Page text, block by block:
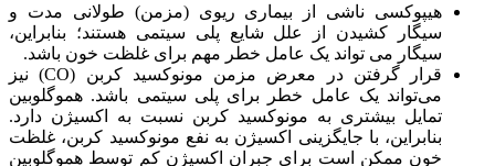
هیپوکسی ناشی از بیماری ریوی (مزمن) طولانی مدت و
سیگار کشیدن از علل شایع پلی سیتمی هستند؛ بنابراین،
سیگار می‌ تواند یک عامل خطر مهم برای غلظت خون باشد.
قرار گرفتن در معرض مزمن مونوکسید کربن (CO) نیز
می‌تواند یک عامل خطر برای پلی سیتمی باشد. هموگلوبین
تمایل بیشتری به مونوکسید کربن نسبت به اکسیژن دارد.
بنابراین، با جایگزینی اکسیژن به نفع مونوکسید کربن، غلظت
خون ممکن است برای جبران اکسیژن کم توسط هموگلوبین